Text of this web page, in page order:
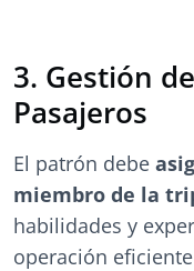
3. Gestión
Pasajeros
El patrón debe
miembro de la
habilidades y
operación